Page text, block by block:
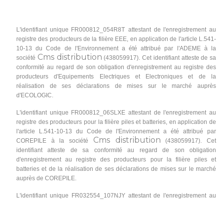
L'identifiant unique FR000812_054R8T attestant de l'enregistrement au
registre des producteurs de la filière EEE, en application de l'article L.541-
10-13 du Code de l'Environnement a été attribué par l'ADEME à la
société Cms distribution (438059917). Cet identifiant atteste de sa
conformité au regard de son obligation d'enregistrement au registre des
producteurs d'Equipements Electriques et Electroniques et de la
réalisation de ses déclarations de mises sur le marché auprès
d'ECOLOGIC.
L'identifiant unique FR000812_06SLXE attestant de l'enregistrement au
registre des producteurs pour la filière piles et batteries, en application de
l'article L.541-10-13 du Code de l'Environnement a été attribué par
COREPILE à la société Cms distribution (438059917). Cet
identifiant atteste de sa conformité au regard de son obligation
d'enregistrement au registre des producteurs pour la filière piles et
batteries et de la réalisation de ses déclarations de mises sur le marché
auprès de COREPILE.
L'identifiant unique FR032554_107NJY attestant de l'enregistrement au